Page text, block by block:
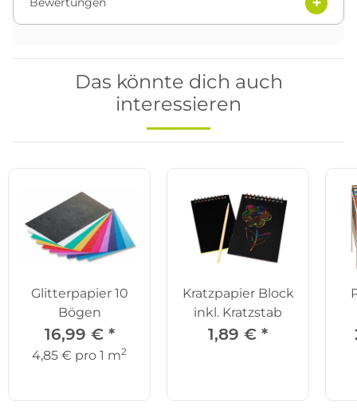
Das könnte dich auch
interessieren
Glitterpapier 10
Bögen
16,99 € *
4,85 € pro 1 m2
Kratzpapier Block
inkl. Kratzstab
1,89 € *